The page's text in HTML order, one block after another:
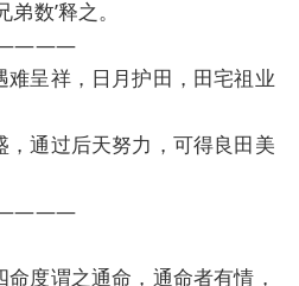
数’释之。
难呈祥，日月护田，田宅祖业
，通过后天努力，可得良田美
度谓之通命，通命者有情，